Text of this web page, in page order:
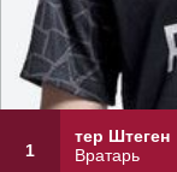
1
тер Штеген
Вратарь